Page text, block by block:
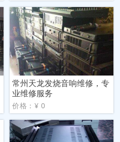
常州天龙发烧音响维修，专
业维修服务
价格：¥ 0